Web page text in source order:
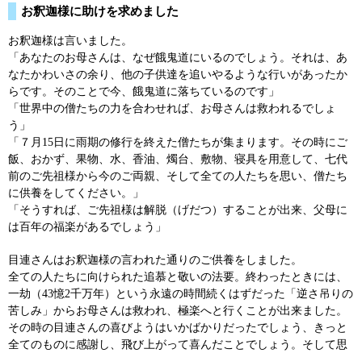
お釈迦様に助けを求めました
お釈迦様は言いました。
「あなたのお母さんは、なぜ餓鬼道にいるのでしょう。それは、あ
なたかわいさの余り、他の子供達を追いやるような行いがあったか
らです。そのことで今、餓鬼道に落ちているのです」
「世界中の僧たちの力を合わせれば、お母さんは救われるでしょ
う」
「７月15日に雨期の修行を終えた僧たちが集まります。その時にご
飯、おかず、果物、水、香油、燭台、敷物、寝具を用意して、七代
前のご先祖様から今のご両親、そして全ての人たちを思い、僧たち
に供養をしてください。」
「そうすれば、ご先祖様は解脱（げだつ）することが出来、父母に
は百年の福楽があるでしょう」
目連さんはお釈迦様の言われた通りのご供養をしました。
全ての人たちに向けられた追慕と敬いの法要。終わったときには、
一劫（43憶2千万年）という永遠の時間続くはずだった「逆さ吊りの
苦しみ」からお母さんは救われ、極楽へと行くことが出来ました。
その時の目連さんの喜びようはいかばかりだったでしょう、きっと
全てのものに感謝し、飛び上がって喜んだことでしょう。そして思